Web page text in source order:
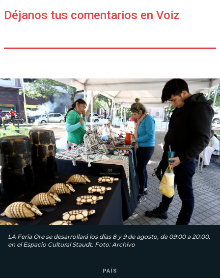
Déjanos tus comentarios en Voiz
LA Feria Ore se desarrollará los días 8 y 9 de agosto, de 09:00 a 20:00,
en el Espacio Cultural Staudt. Foto: Archivo
PAÍS